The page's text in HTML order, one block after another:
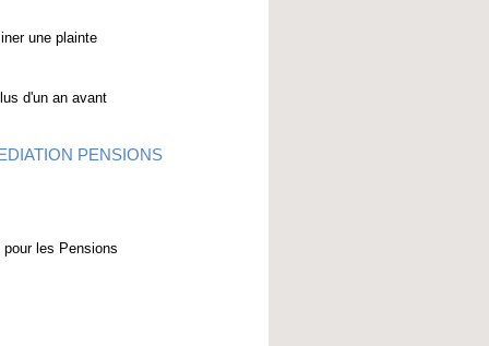
une plainte
d'un an avant
PENSIONS
les Pensions